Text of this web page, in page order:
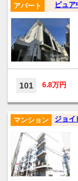
ピュア
アパート
101 6.8万円
ジョイ
マンション